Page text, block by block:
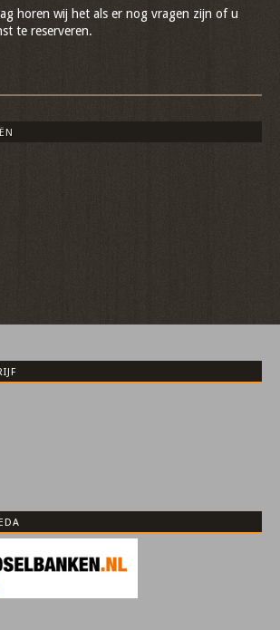
horen wij het als er nog vragen zijn of u
te reserveren.